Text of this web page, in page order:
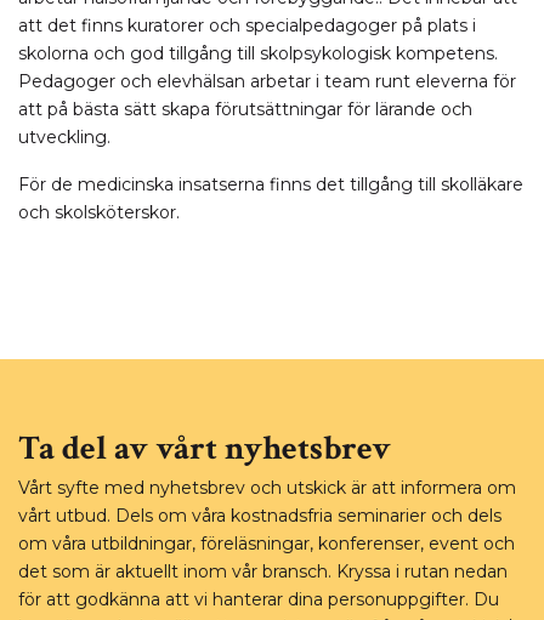
att det finns kuratorer och specialpedagoger på plats i
skolorna och god tillgång till skolpsykologisk kompetens.
Pedagoger och elevhälsan arbetar i team runt eleverna för
att på bästa sätt skapa förutsättningar för lärande och
utveckling.
För de medicinska insatserna finns det tillgång till skolläkare
och skolsköterskor.
Ta del av vårt nyhetsbrev
Vårt syfte med nyhetsbrev och utskick är att informera om
vårt utbud. Dels om våra kostnadsfria seminarier och dels
om våra utbildningar, föreläsningar, konferenser, event och
det som är aktuellt inom vår bransch. Kryssa i rutan nedan
för att godkänna att vi hanterar dina personuppgifter. Du